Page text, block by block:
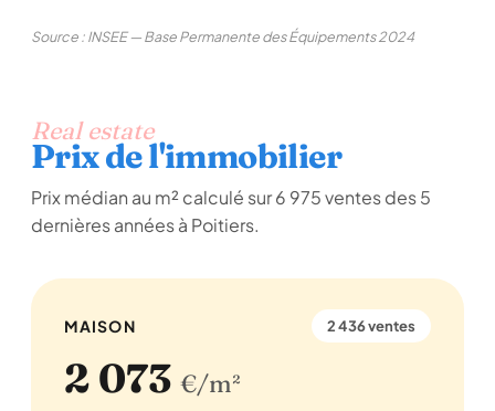
Source : INSEE — Base Permanente des Équipements 2024
Real estate
Prix de l'immobilier
Prix médian au m² calculé sur 6 975 ventes des 5
dernières années à Poitiers.
MAISON 2 436 ventes
2 073 €/m²